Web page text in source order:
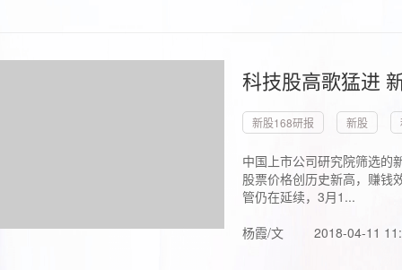
科技股高歌猛进
新股168研报 新股
中国上市公司研究院筛选的
股票价格创历史新高，赚钱
管仍在延续，3月1...
杨霞/文
2018-04-11